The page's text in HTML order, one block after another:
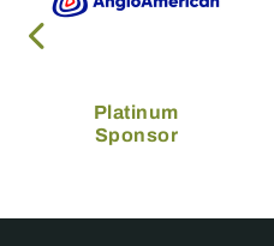
Platinum
Sponsor